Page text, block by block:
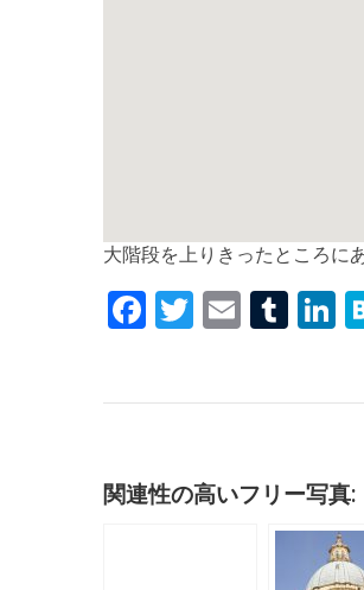
大階段を上りきったところに
F
o
T E T
n
関連性の高いフリー写真: